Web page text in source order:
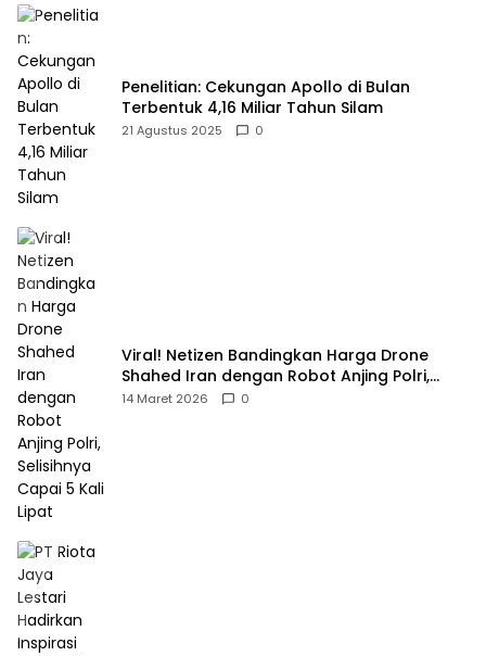
Penelitian: Cekungan Apollo di Bulan
Terbentuk 4,16 Miliar Tahun Silam
21 Agustus 2025 0
Viral! Netizen Bandingkan Harga Drone
Shahed Iran dengan Robot Anjing Polri,
Selisihnya Capai 5 Kali Lipat
14 Maret 2026 0